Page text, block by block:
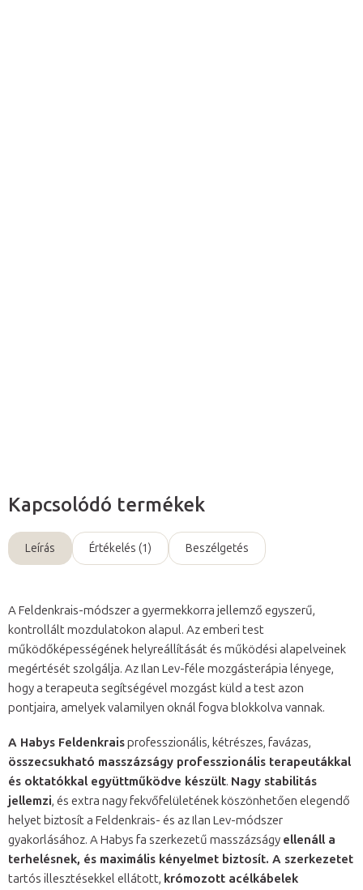
Kapcsolódó termékek
Leírás Értékelés (1) Beszélgetés
A Feldenkrais-módszer a gyermekkorra jellemző egyszerű,
kontrollált mozdulatokon alapul. Az emberi test
működőképességének helyreállítását és működési alapelveinek
megértését szolgálja. Az Ilan Lev-féle mozgásterápia lényege,
hogy a terapeuta segítségével mozgást küld a test azon
pontjaira, amelyek valamilyen oknál fogva blokkolva vannak.
A Habys Feldenkraisprofesszionális, kétrészes, favázas,
összecsukható masszázságy professzionális terapeutákkal
és oktatókkal együttműködve készült. Nagy stabilitás
jellemzi, és extra nagy fekvőfelületének köszönhetően elegendő
helyet biztosít a Feldenkrais- és az Ilan Lev-módszer
gyakorlásához. A Habys fa szerkezetű masszázságy ellenáll a
terhelésnek, és maximális kényelmet biztosít. A szerkezetet
tartós illesztésekkel ellátott, krómozott acélkábelek